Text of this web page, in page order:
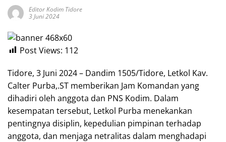
Editor Kodim Tidore
3 Juni 2024
Post Views: 112
Tidore, 3 Juni 2024 – Dandim 1505/Tidore, Letkol Kav.
Calter Purba,.ST memberikan Jam Komandan yang
dihadiri oleh anggota dan PNS Kodim. Dalam
kesempatan tersebut, Letkol Purba menekankan
pentingnya disiplin, kepedulian pimpinan terhadap
anggota, dan menjaga netralitas dalam menghadapi